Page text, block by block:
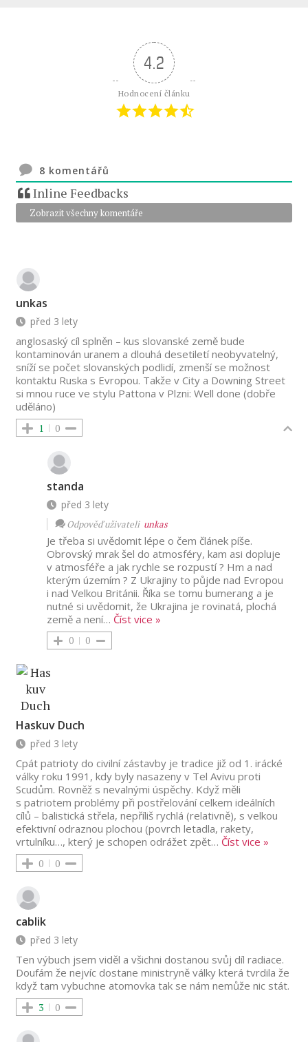
4.2
Hodnocení článku
8 komentářů
Inline Feedbacks
Zobrazit všechny komentáře
unkas
před 3 lety
anglosaský cíl splněn – kus slovanské země bude
kontaminován uranem a dlouhá desetiletí neobyvatelný,
sníží se počet slovanských podlidí, zmenší se možnost
kontaktu Ruska s Evropou. Takže v City a Downing Street
si mnou ruce ve stylu Pattona v Plzni: Well done (dobře
uděláno)
1 0
standa
před 3 lety
Odpověď uživateli unkas
Je třeba si uvědomit lépe o čem článek píše.
Obrovský mrak šel do atmosféry, kam asi dopluje
v atmosféře a jak rychle se rozpustí ? Hm a nad
kterým územím ? Z Ukrajiny to půjde nad Evropou
i nad Velkou Británii. Říka se tomu bumerang a je
nutné si uvědomit, že Ukrajina je rovinatá, plochá
země a není… Číst vice »
0 0
Haskuv Duch
před 3 lety
Cpát patrioty do civilní zástavby je tradice již od 1. irácké
války roku 1991, kdy byly nasazeny v Tel Avivu proti
Scudům. Rovněž s nevalnými úspěchy. Když měli
s patriotem problémy při postřelování celkem ideálních
cílů – balistická střela, nepříliš rychlá (relativně), s velkou
efektivní odraznou plochou (povrch letadla, rakety,
vrtulníku…, který je schopen odrážet zpět… Číst vice »
0 0
cablik
před 3 lety
Ten výbuch jsem viděl a všichni dostanou svůj díl radiace.
Doufám že nejvíc dostane ministryně války která tvrdila že
když tam vybuchne atomovka tak se nám nemůže nic stát.
3 0